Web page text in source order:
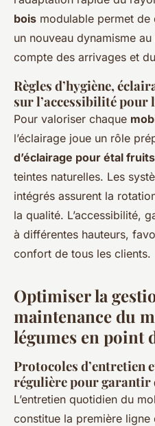
bois modulable permet de
un nouveau dynamisme
compte des arrivages et
Règles d’hygiène,
sur l’accessibilité pour
Pour valoriser chaque
l’éclairage joue un rôle
d’éclairage pour étal fruits
teintes naturelles. Les
intégrés assurent la
la qualité. L’accessibilité,
à différentes hauteurs,
confort de tous les clients.
Optimiser la
maintenance du
légumes en point
Protocoles d’entretien
régulière pour garantir
L’entretien quotidien du
constitue la première ligne